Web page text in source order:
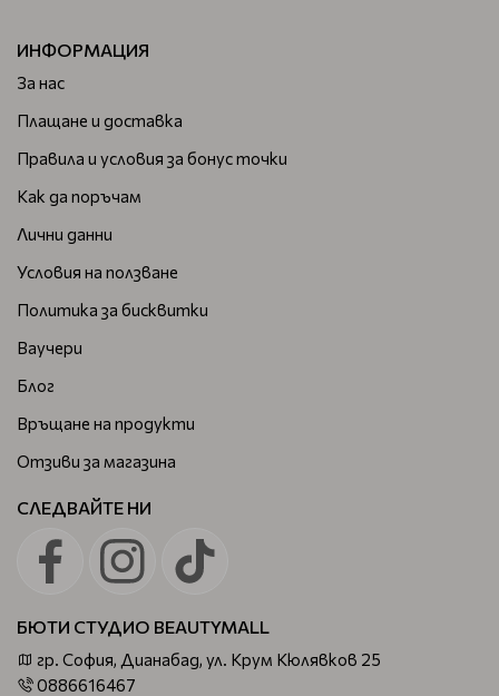
ИНФОРМАЦИЯ
За нас
Плащане и доставка
Правила и условия за бонус точки
Как да поръчам
Лични данни
Условия на ползване
Политика за бисквитки
Ваучери
Блог
Връщане на продукти
Отзиви за магазина
СЛЕДВАЙТЕ НИ
БЮТИ СТУДИО BEAUTYMALL
гр. София, Дианабад, ул. Крум Кюлявков 25
0886616467